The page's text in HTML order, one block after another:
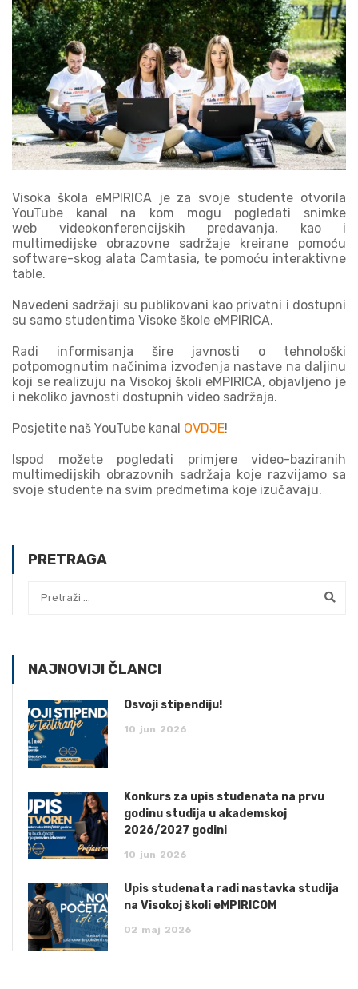
Visoka škola eMPIRICA je za svoje studente otvorila
YouTube kanal na kom mogu pogledati snimke
web videokonferencijskih predavanja, kao i
multimedijske obrazovne sadržaje kreirane pomoću
software-skog alata Camtasia, te pomoću interaktivne
table.
Navedeni sadržaji su publikovani kao privatni i dostupni
su samo studentima Visoke škole eMPIRICA.
Radi informisanja šire javnosti o tehnološki
potpomognutim načinima izvođenja nastave na daljinu
koji se realizuju na Visokoj školi eMPIRICA, objavljeno je
i nekoliko javnosti dostupnih video sadržaja.
Posjetite naš YouTube kanal OVDJE!
Ispod možete pogledati primjere video-baziranih
multimedijskih obrazovnih sadržaja koje razvijamo sa
svoje studente na svim predmetima koje izučavaju.
PRETRAGA
NAJNOVIJI ČLANCI
Osvoji stipendiju!
10 jun 2026
Konkurs za upis studenata na prvu
godinu studija u akademskoj
2026/2027 godini
10 jun 2026
Upis studenata radi nastavka studija
na Visokoj školi eMPIRICOM
02 maj 2026